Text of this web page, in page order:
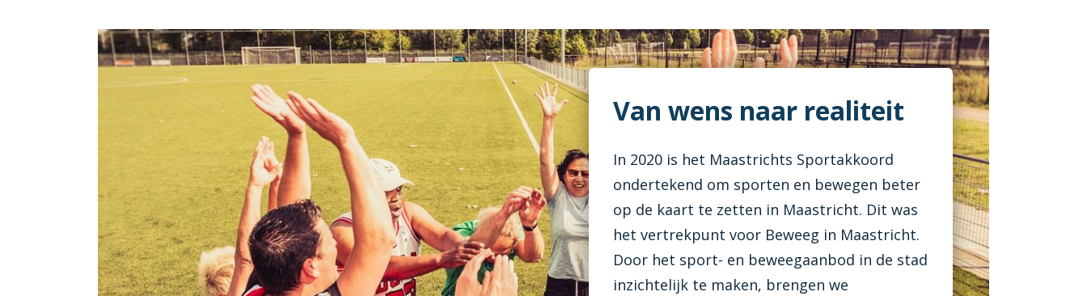
Van wens naar realiteit
In 2020 is het Maastrichts Sportakkoord
ondertekend om sporten en bewegen beter
op de kaart te zetten in Maastricht. Dit was
het vertrekpunt voor Beweeg in Maastricht.
Door het sport- en beweegaanbod in de stad
inzichtelijk te maken, brengen we